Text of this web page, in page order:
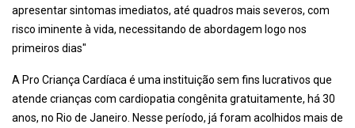
apresentar sintomas imediatos, até quadros mais severos, com
risco iminente à vida, necessitando de abordagem logo nos
primeiros dias"
A Pro Criança Cardíaca é uma instituição sem fins lucrativos que
atende crianças com cardiopatia congênita gratuitamente, há 30
anos, no Rio de Janeiro. Nesse período, já foram acolhidos mais de